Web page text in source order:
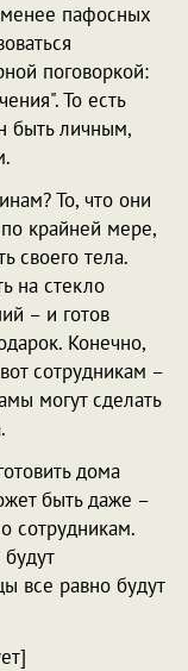
пафосных
поговоркой:
То есть
быть личным,
То, что они
крайней мере,
своего тела.
на стекло
– и готов
Конечно,
сотрудникам –
могут сделать
дома
быть даже –
сотрудникам.
все равно будут